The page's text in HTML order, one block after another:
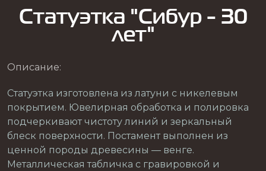
Статуэтка "Сибур - 30
лет"
Описание:
Статуэтка изготовлена из латуни с никелевым
покрытием. Ювелирная обработка и полировка
подчеркивают чистоту линий и зеркальный
блеск поверхности. Постамент выполнен из
ценной породы древесины — венге.
Металлическая табличка с гравировкой и